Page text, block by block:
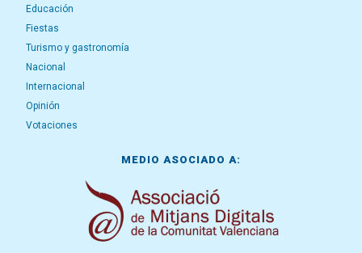
Educación
Fiestas
Turismo y gastronomía
Nacional
Internacional
Opinión
Votaciones
MEDIO ASOCIADO A: